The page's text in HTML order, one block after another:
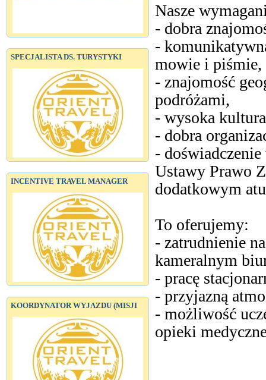
SPECJALISTA DS. TURYSTYKI
INCENTIVE TRAVEL MANAGER
KOORDYNATOR WYJAZDU (MISJI
Nasze
- dobra
-
mowie i piśmie,
- znajomość
podróżami,
- wysoka
- dobra
-
Ustawy Prawo
dodatkowym
To oferujemy:
- zatrudnienie
kameralnym
- pracę
- przyjazną
- możliwość
opieki